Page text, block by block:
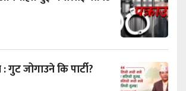
गुट जोगाउने कि पार्टी?